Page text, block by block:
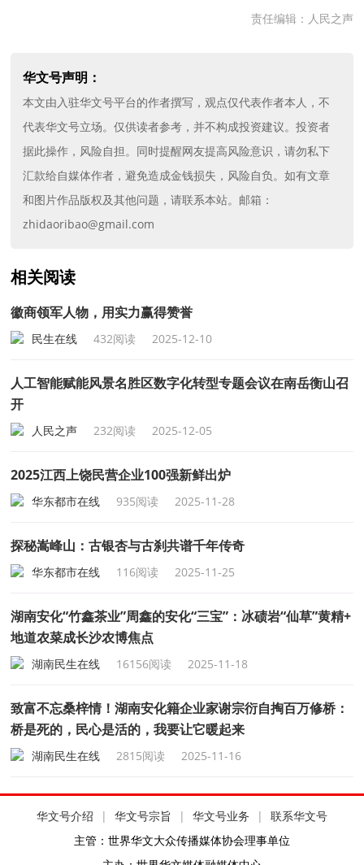
责任编辑：人民之声
华文号声明：
本文由入驻华文号平台的作者撰写，观点仅代表作者本人，不
代表华文号立场。仅供读者参考，并不构成投资建议。投资者
据此操作，风险自担。同时提醒网友提高风险意识，请勿私下
汇款给自媒体作者，避免造成金钱损失，风险自负。如有文章
和图片作品版权及其他问题，请联系本站。邮箱：
zhidaoribao@gmail.com
相关阅读
徽商领军人物，用实力赢得赞誉
民生在线 432阅读 2025-12-10
人工智能赋能风景名胜区数字化转型专题会议在南岳衡山召
开
人民之声 232阅读 2025-12-05
2025江西上饶民营企业100强新鲜出炉
华东都市在线 935阅读 2025-11-28
探秘嵩峰山：古银杏与古刹共谱千年传奇
华东都市在线 116阅读 2025-11-25
湖南安化“竹鑫茶业”周鑫的安化“三宝”：冰碛岩“仙草”黄精+
地道农菜成长沙农博焦点
湖南民生在线 16156阅读 2025-11-18
致富不忘桑梓情！湖南安化籍企业家谢宗衍自掏百万修桥：
桥是死的，民心是活的，我要让它暖起来
湖南民生在线 2815阅读 2025-11-16
华文号介绍 | 华文号宗旨 | 华文号业务 |
联系华文号
主管：世界华文大众传播媒体协会理事单位